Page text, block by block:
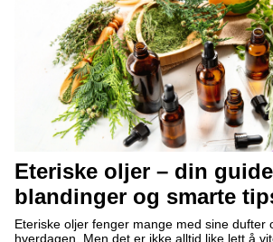
Eteriske oljer – din
blandinger og smarte
Eteriske oljer fenger mange med sine dufter
hverdagen. Men det er ikke alltid like lett å